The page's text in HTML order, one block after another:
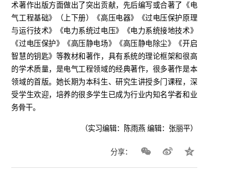
术著作出版方面做出了突出贡献，先后编写或合著了《电
气工程基础》（上下册）《高压电器》《过电压保护原理
与运行技术》《电力系统过电压》《电力系统接地技术》
《过电压保护》《高压静电场》《高压静电除尘》《开启
智慧的钥匙》等教材和著作，具有系统的理论框架和很高
的学术质量，是电气工程领域的经典著作，很多著作是本
领域的首版。她长期为本科生、研究生讲授多门课程，深
受学生欢迎，培养的很多学生已成为行业内知名学者和业
务骨干。
（实习编辑：陈雨燕 编辑：张丽平）
分享：